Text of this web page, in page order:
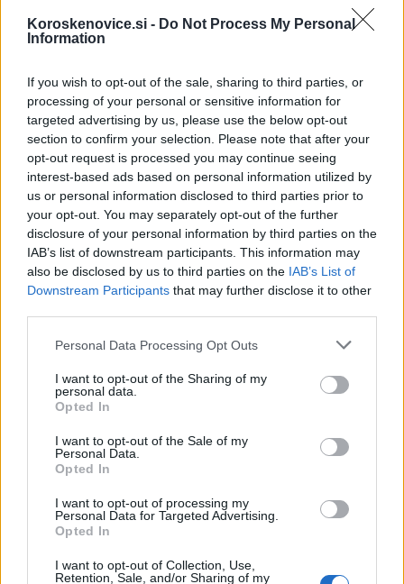
Koroskenovice.si - Do Not Process My Personal
Information
If you wish to opt-out of the sale, sharing to third parties, or
processing of your personal or sensitive information for
targeted advertising by us, please use the below opt-out
section to confirm your selection. Please note that after your
opt-out request is processed you may continue seeing
interest-based ads based on personal information utilized by
us or personal information disclosed to third parties prior to
your opt-out. You may separately opt-out of the further
disclosure of your personal information by third parties on the
IAB’s list of downstream participants. This information may
also be disclosed by us to third parties on the IAB’s List of
Downstream Participants that may further disclose it to other
Please note that this website/app uses one or more Google
not limited to your visit or usage behaviour. You may click to
grant or deny consent to Google and its third-party tags to
use your data for below specified purposes in below Google
consent section.
Personal Data Processing Opt Outs
I want to opt-out of the Sharing of my
personal data.
Opted In
I want to opt-out of the Sale of my
Personal Data.
Opted In
I want to opt-out of processing my
Personal Data for Targeted Advertising.
Opted In
I want to opt-out of Collection, Use,
Retention, Sale, and/or Sharing of my
pokazali, kako ponovno uporabiti stvari in jim vdihniti
novo življenje. Za posebno akcijo za otroke in odrasle
bo poskrbel športni poligon Družinskega centraDružin-
ko.
🎁 1 mesec brezplačno!Beri brez oglasov Preizkusi zdaj
In brez skrbi, tudi na želodčke so mislili, zato bo za
sladke užitke s svojimi legendarnimi pekovskimi
dobrotami poskrbelLuka Ocepek.
Pridite na druženje in uživajte v Dnevu mladih in
utripu mesta Ravne.
Se vidimo na Partizanski cesti.
posameznik kazensko odgovoren za javno spodbujanje